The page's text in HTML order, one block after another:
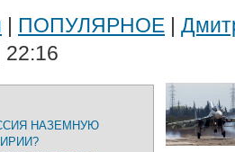
| ПОПУЛЯРНОЕ |
22:16
НАЗЕМНУЮ